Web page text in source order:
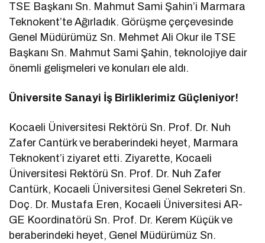
TSE Başkanı Sn. Mahmut Sami Şahin’i Marmara
Teknokent’te Ağırladık. Görüşme çerçevesinde
Genel Müdürümüz Sn. Mehmet Ali Okur ile TSE
Başkanı Sn. Mahmut Sami Şahin, teknolojiye dair
önemli gelişmeleri ve konuları ele aldı.
Üniversite Sanayi İş Birliklerimiz Güçleniyor!
Kocaeli Üniversitesi Rektörü Sn. Prof. Dr. Nuh
Zafer Cantürk ve beraberindeki heyet, Marmara
Teknokent’i ziyaret etti. Ziyarette, Kocaeli
Üniversitesi Rektörü Sn. Prof. Dr. Nuh Zafer
Cantürk, Kocaeli Üniversitesi Genel Sekreteri Sn.
Doç. Dr. Mustafa Eren, Kocaeli Üniversitesi AR-
GE Koordinatörü Sn. Prof. Dr. Kerem Küçük ve
beraberindeki heyet, Genel Müdürümüz Sn.